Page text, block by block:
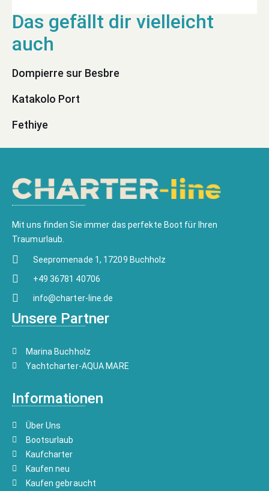
Dompierre sur Besbre
Katakolo Port
Fethiye
Mit uns finden Sie immer das perfekte Boot für Ihren
Traumurlaub.
Seepromenade 1, 17209 Buchholz
+49 36781 40706
info@charter-line.de
Unsere Partner
Marina Buchholz
Yachtcharter-AQUA MARE
Informationen
Über Uns
Bootsurlaub
Kaufcharter
Kaufen neu
Kaufen gebraucht